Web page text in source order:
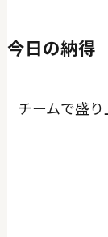
今日の納得
チームで盛